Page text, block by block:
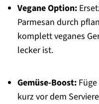
Vegane Option:
Parmesan durch
komplett veganes
lecker ist.
Gemüse-Boost:Füge
kurz vor dem